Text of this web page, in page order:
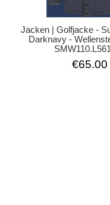
Jacken | Golfjacke -
Darknavy -
€65.00